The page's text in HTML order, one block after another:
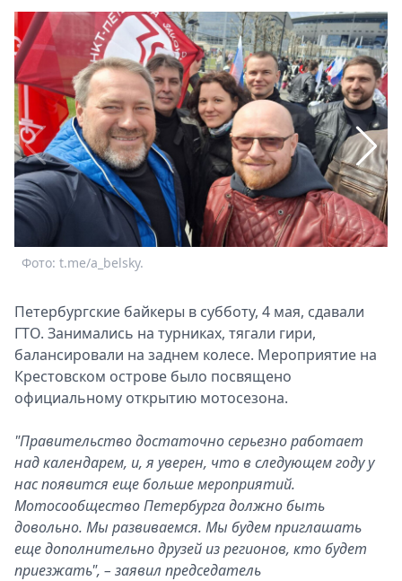
Выставки
Пресс-
релизы
О
Metro
Стримы
Спецпроекты
Звезды
Выборы
2026
Скачай
Metro
Фото: t.me/a_belsky.
Петербургские байкеры в субботу, 4 мая, сдавали
ГТО. Занимались на турниках, тягали гири,
балансировали на заднем колесе. Мероприятие на
Крестовском острове было посвящено
официальному открытию мотосезона.
"Правительство достаточно серьезно работает
над календарем, и, я уверен, что в следующем году у
нас появится еще больше мероприятий.
Мотосообщество Петербурга должно быть
довольно. Мы развиваемся. Мы будем приглашать
еще дополнительно друзей из регионов, кто будет
приезжать", – заявил председатель